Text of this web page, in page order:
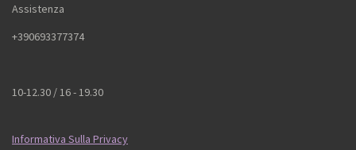
Assistenza
+390693377374
10-12.30 / 16 - 19.30
Informativa Sulla Privacy